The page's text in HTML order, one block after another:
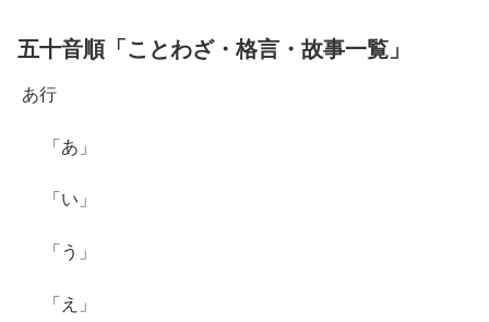
五十音順「ことわざ・格言・故事一覧」
あ行
「あ」
「い」
「う」
「え」